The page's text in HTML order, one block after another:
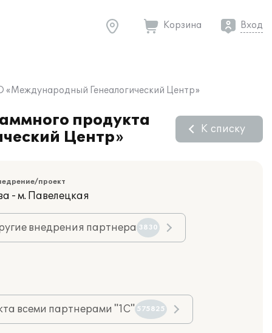
Корзина Вход
«Международный Генеалогический Центр»
продукта
Центр»
К списку
проект
- м. Павелецкая
внедрения партнера 3830
всеми партнерами "1С" 575825